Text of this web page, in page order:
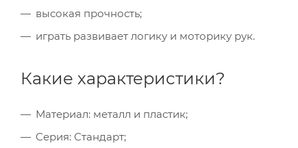
высокая прочность;
играть развивает логику и моторику рук.
Какие характеристики?
Материал: металл и пластик;
Серия: Стандарт;